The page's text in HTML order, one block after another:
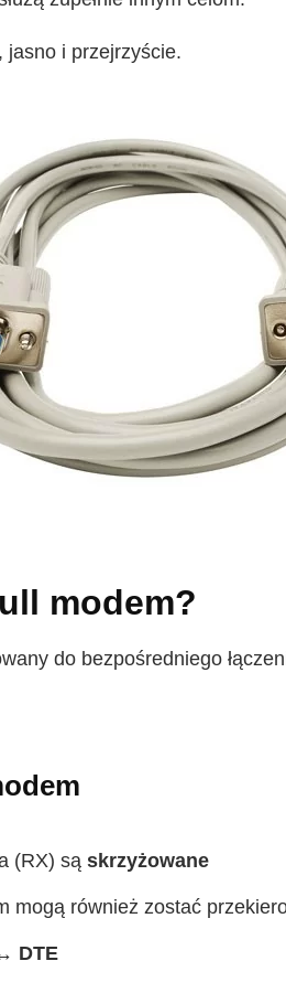
jasno i przejrzyście.
modem?
do bezpośredniego
(RX) są skrzyżowane
mogą również zostać
DTE